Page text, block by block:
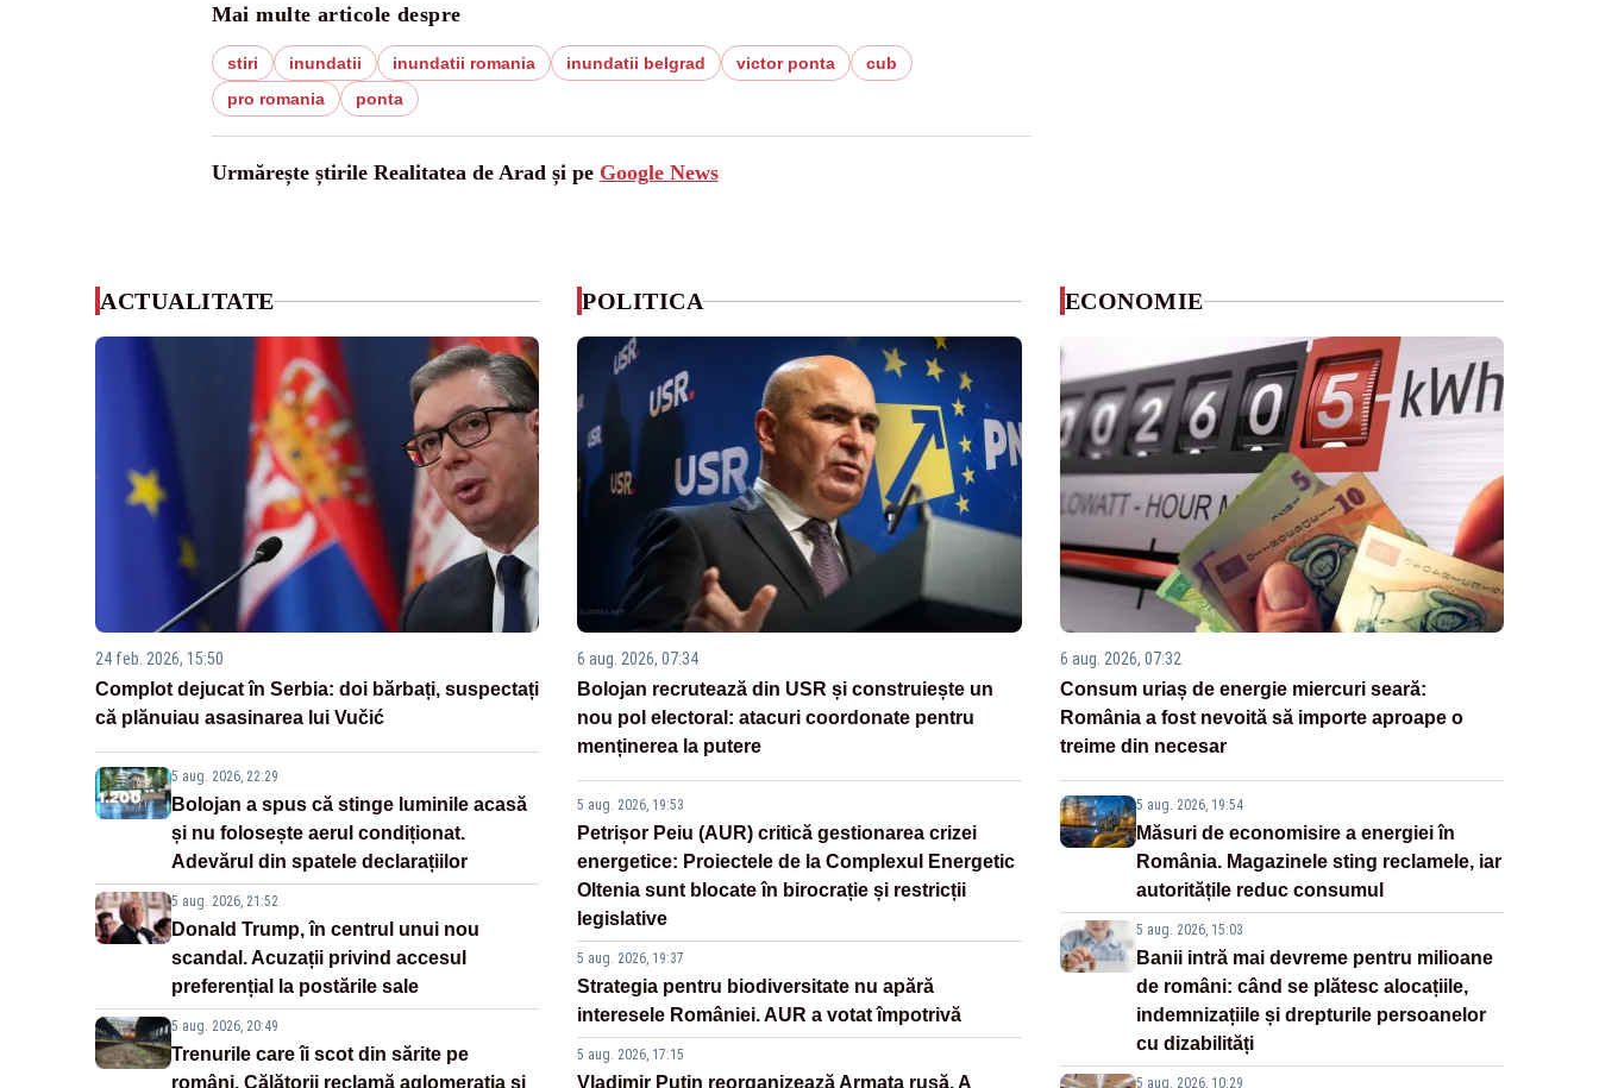
Mai multe articole despre
stiri inundatii inundatii romania inundatii belgrad victor ponta
cub
pro romania
ponta
Urmărește știrile Realitatea de Arad și pe Google News
ACTUALITATE
24 feb. 2026, 15:50
Complot dejucat în Serbia: doi bărbați, suspectați
că plănuiau asasinarea lui Vučić
5 aug. 2026, 22:29
Bolojan a spus că stinge luminile acasă
și nu folosește aerul condiționat.
Adevărul din spatele declarațiilor
5 aug. 2026, 21:52
Donald Trump, în centrul unui nou
scandal. Acuzații privind accesul
preferențial la postările sale
5 aug. 2026, 20:49
Trenurile care îi scot din sărite pe
români. Călătorii reclamă aglomerația și
POLITICA
6 aug. 2026, 07:34
Bolojan recrutează din USR și construiește un
nou pol electoral: atacuri coordonate pentru
menținerea la putere
5 aug. 2026, 19:53
Petrișor Peiu (AUR) critică gestionarea crizei
energetice: Proiectele de la Complexul Energetic
Oltenia sunt blocate în birocrație și restricții
legislative
5 aug. 2026, 19:37
Strategia pentru biodiversitate nu apără
interesele României. AUR a votat împotrivă
5 aug. 2026, 17:15
Vladimir Putin reorganizează Armata rusă. A
ECONOMIE
6 aug. 2026, 07:32
Consum uriaș de energie miercuri seară:
România a fost nevoită să importe aproape o
treime din necesar
5 aug. 2026, 19:54
Măsuri de economisire a energiei în
România. Magazinele sting reclamele, iar
autoritățile reduc consumul
5 aug. 2026, 15:03
Banii intră mai devreme pentru milioane
de români: când se plătesc alocațiile,
indemnizațiile și drepturile persoanelor
cu dizabilități
5 aug. 2026, 10:29